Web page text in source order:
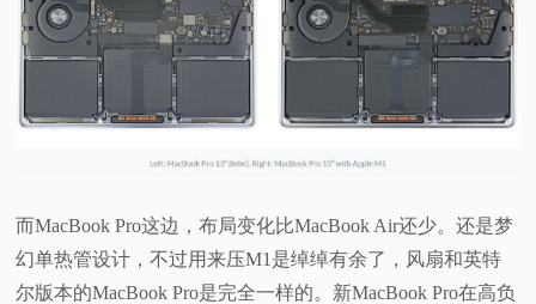
而MacBook Pro这边，布局变化比MacBook Air还少。还是梦
幻单热管设计，不过用来压M1是绰绰有余了，风扇和英特
尔版本的MacBook Pro是完全一样的。新MacBook Pro在高负